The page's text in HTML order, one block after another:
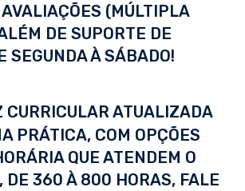
(MÚLTIPLA
DE SUPORTE DE
SEGUNDA À SÁBADO!
CURRICULAR ATUALIZADA
PRÁTICA, COM OPÇÕES
QUE ATENDEM O
DE 360 À 800 HORAS, FALE